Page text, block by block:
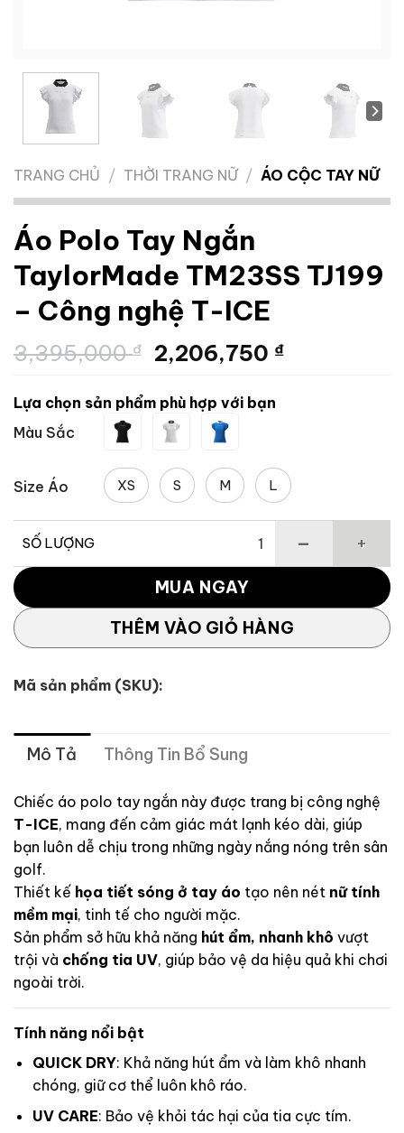
TRANG CHỦ / THỜI TRANG NỮ / ÁO CỘC TAY NỮ
Áo Polo Tay Ngắn
TaylorMade TM23SS TJ199
– Công nghệ T-ICE
3,395,000₫
Giá
là:
3,395,000 ₫.
2,206,750 ₫Giá
Lựa chọn sản phẩm phù hợp với bạn
Màu Sắc
Size Áo XS S M L
SỐ LƯỢNG
Áo Polo Tay Ngắn TaylorMade TM23SS TJ199 – Công
THÊM VÀO GIỎ HÀNG
MUA NGAY
Mã sản phẩm (SKU):
Mô Tả Thông Tin Bổ Sung
Chiếc áo polo tay ngắn này được trang bị công nghệ
T-ICE, mang đến cảm giác mát lạnh kéo dài, giúp
bạn luôn dễ chịu trong những ngày nắng nóng trên sân
golf.
Thiết kế họa tiết sóng ở tay áo tạo nên nét nữ tính
mềm mại, tinh tế cho người mặc.
Sản phẩm sở hữu khả năng hút ẩm, nhanh khô vượt
trội và chống tia UV, giúp bảo vệ da hiệu quả khi chơi
ngoài trời.
Tính năng nổi bật
QUICK DRY: Khả năng hút ẩm và làm khô nhanh
chóng, giữ cơ thể luôn khô ráo.
UV CARE: Bảo vệ khỏi tác hại của tia cực tím.